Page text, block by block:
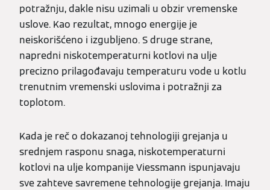
potražnju, dakle nisu uzimali u obzir vremenske
uslove. Kao rezultat, mnogo energije je
neiskorišćeno i izgubljeno. S druge strane,
napredni niskotemperaturni kotlovi na ulje
precizno prilagođavaju temperaturu vode u kotlu
trenutnim vremenski uslovima i potražnji za
toplotom.
Kada je reč o dokazanoj tehnologiji grejanja u
srednjem rasponu snaga, niskotemperaturni
kotlovi na ulje kompanije Viessmann ispunjavaju
sve zahteve savremene tehnologije grejanja. Imaju